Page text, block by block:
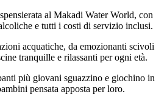
al Makadi Water World, con
e tutti i costi di servizio inclusi.
acquatiche, da emozionanti scivoli
tranquille e rilassanti per ogni età.
più giovani sguazzino e giochino in
pensata apposta per loro.